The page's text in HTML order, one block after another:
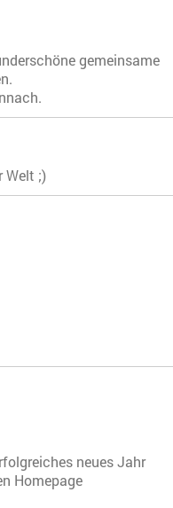
gemeinsame
Welt ;)
neues Jahr
Homepage